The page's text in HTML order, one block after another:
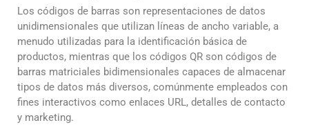
Los códigos de barras son representaciones de datos
unidimensionales que utilizan líneas de ancho variable, a
menudo utilizadas para la identificación básica de
productos, mientras que los códigos QR son códigos de
barras matriciales bidimensionales capaces de almacenar
tipos de datos más diversos, comúnmente empleados con
fines interactivos como enlaces URL, detalles de contacto
y marketing.